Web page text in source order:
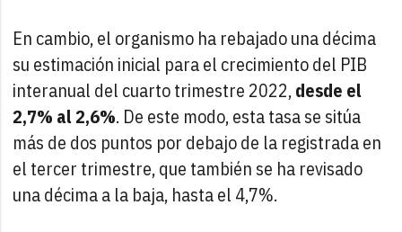
En cambio, el organismo ha rebajado una décima
su estimación inicial para el crecimiento del PIB
interanual del cuarto trimestre 2022,desde el
2,7% al 2,6%. De este modo, esta tasa se sitúa
más de dos puntos por debajo de la registrada en
el tercer trimestre, que también se ha revisado
una décima a la baja, hasta el 4,7%.